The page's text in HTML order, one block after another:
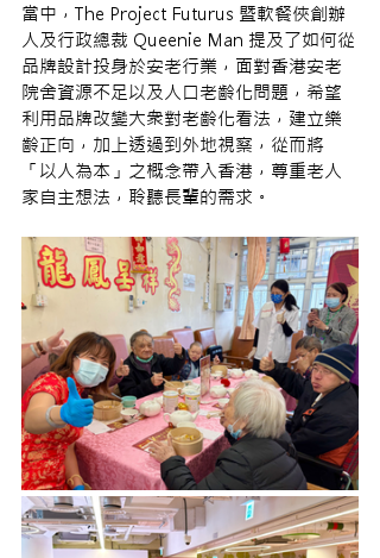
當中，The Project Futurus 暨軟餐俠創辦
人及行政總裁 Queenie Man 提及了如何從
品牌設計投身於安老行業，面對香港安老
院舍資源不足以及人口老齡化問題，希望
利用品牌改變大衆對老齡化看法，建立樂
齡正向，加上透過到外地視察，從而將
「以人為本」之概念帶入香港，尊重老人
家自主想法，聆聽長輩的需求。